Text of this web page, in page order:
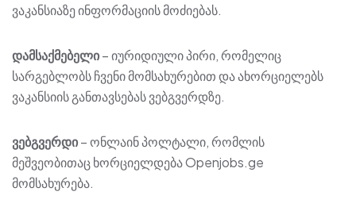
ვაკანსიაზე ინფორმაციის მოძიებას.
დამსაქმებელი– იურიდიული პირი, რომელიც
სარგებლობს ჩვენი მომსახურებით და ახორციელებს
ვაკანსიის განთავსებას ვებგვერდზე.
ვებგვერდი– ონლაინ პოლტალი, რომლის
მეშვეობითაც ხორციელდება Openjobs.ge
მომსახურება.